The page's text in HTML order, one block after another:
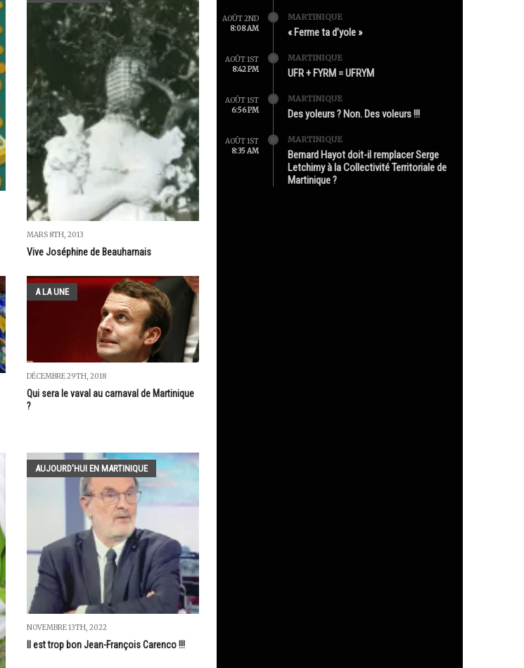
MARS 8TH, 2013
Vive Joséphine de Beauharnais
A LA UNE
DÉCEMBRE 29TH, 2018
Qui sera le vaval au carnaval de Martinique
?
AUJOURD'HUI EN MARTINIQUE
NOVEMBRE 13TH, 2022
Il est trop bon Jean-François Carenco !!!
AOÛT 2ND
8:08 AM
MARTINIQUE
« Ferme ta d’yole »
AOÛT 1ST
8:42 PM
MARTINIQUE
UFR + FYRM = UFRYM
AOÛT 1ST
6:56 PM
MARTINIQUE
Des yoleurs ? Non. Des voleurs !!!
AOÛT 1ST
8:35 AM
MARTINIQUE
Bernard Hayot doit-il remplacer Serge
Letchimy à la Collectivité Territoriale de
Martinique ?